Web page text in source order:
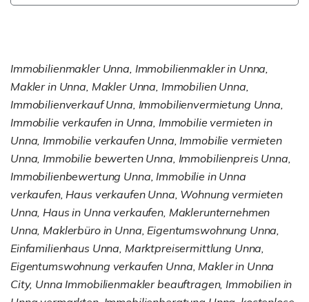
Immobilienmakler Unna, Immobilienmakler in Unna,
Makler in Unna, Makler Unna, Immobilien Unna,
Immobilienverkauf Unna, Immobilienvermietung Unna,
Immobilie verkaufen in Unna, Immobilie vermieten in
Unna, Immobilie verkaufen Unna, Immobilie vermieten
Unna, Immobilie bewerten Unna, Immobilienpreis Unna,
Immobilienbewertung Unna, Immobilie in Unna
verkaufen, Haus verkaufen Unna, Wohnung vermieten
Unna, Haus in Unna verkaufen, Maklerunternehmen
Unna, Maklerbüro in Unna, Eigentumswohnung Unna,
Einfamilienhaus Unna, Marktpreisermittlung Unna,
Eigentumswohnung verkaufen Unna, Makler in Unna
City, Unna Immobilienmakler beauftragen, Immobilien in